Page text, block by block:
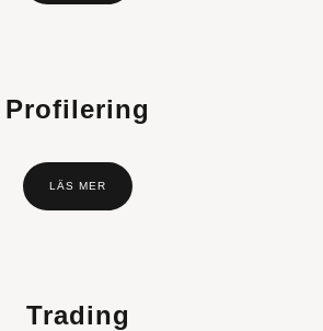
Profilering
LÄS MER
Trading